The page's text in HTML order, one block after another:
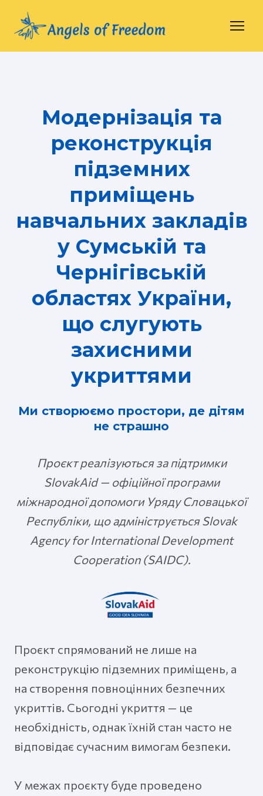
Модернізація та
реконструкція
підземних
приміщень
навчальних закладів
у Сумській та
Чернігівській
областях України,
що слугують
захисними
укриттями
Ми створюємо простори, де дітям
не страшно
Проєкт реалізуються за підтримки
SlovakAid — офіційної програми
міжнародної допомоги Уряду Словацької
Республіки, що адмініструється Slovak
Agency for International Development
Cooperation (SAIDC).
Проєкт спрямований не лише на
реконструкцію підземних приміщень, а
на створення повноцінних безпечних
укриттів. Сьогодні укриття — це
необхідність, однак їхній стан часто не
відповідає сучасним вимогам безпеки.
У межах проєкту буде проведено